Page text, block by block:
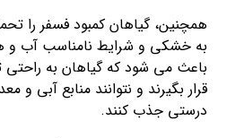
همچنین، گیاهان کمبود فسفر را
به خشکی و شرایط نامناسب آب و
باعث می شود که گیاهان به
قرار بگیرند و نتوانند منابع آبی و
درستی جذب کنند.